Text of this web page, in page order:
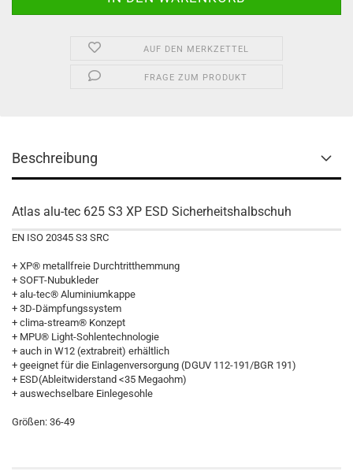
AUF DEN MERKZETTEL
FRAGE ZUM PRODUKT
Beschreibung
Atlas alu-tec 625 S3 XP ESD Sicherheitshalbschuh
EN ISO 20345 S3 SRC
+ XP® metallfreie Durchtritthemmung
+ SOFT-Nubukleder
+ alu-tec® Aluminiumkappe
+ 3D-Dämpfungssystem
+ clima-stream® Konzept
+ MPU® Light-Sohlentechnologie
+ auch in W12 (extrabreit) erhältlich
+ geeignet für die Einlagenversorgung (DGUV 112-191/BGR 191)
+ ESD(Ableitwiderstand <35 Megaohm)
+ auswechselbare Einlegesohle
Größen: 36-49